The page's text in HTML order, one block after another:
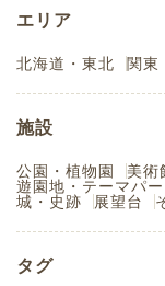
エリア
北海道・東北 関東
施設
公園・植物園 美術
遊園地・テーマパー
城・史跡
展望台
タグ